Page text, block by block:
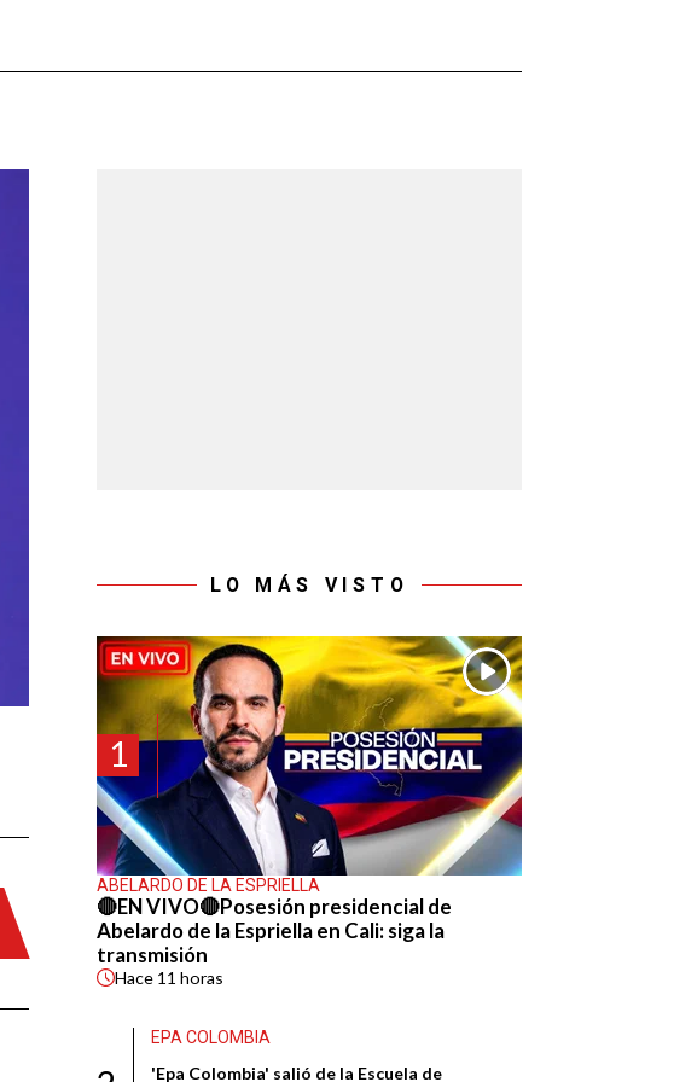
LO MÁS VISTO
1
ABELARDO DE LA ESPRIELLA
🔴EN VIVO🔴Posesión presidencial de
Abelardo de la Espriella en Cali: siga la
transmisión
Hace 11 horas
EPA COLOMBIA
'Epa Colombia' salió de la Escuela de